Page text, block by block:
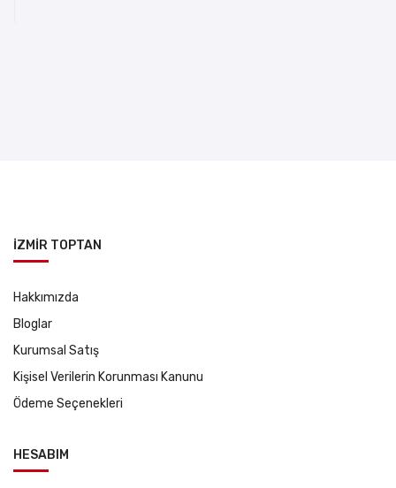
İZMİR TOPTAN
Hakkımızda
Bloglar
Kurumsal Satış
Kişisel Verilerin Korunması Kanunu
Ödeme Seçenekleri
HESABIM